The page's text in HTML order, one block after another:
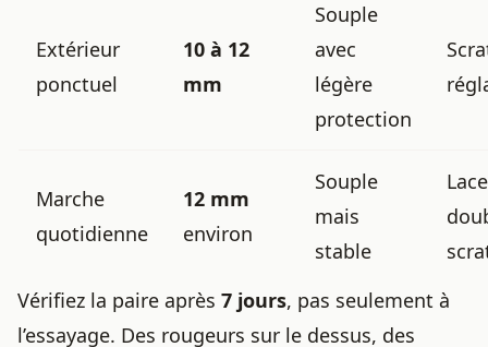
Extérieur
ponctuel
10 à 12
mm
Souple
avec
légère
protection
Marche
quotidienne
12 mm
environ
Souple
mais
stable
Vérifiez la paire après 7 jours, pas seulement à
l’essayage. Des rougeurs sur le dessus, des